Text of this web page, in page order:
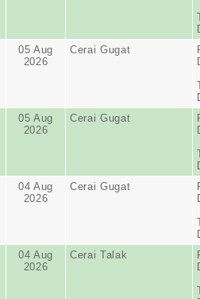
05 Aug
2026
Cerai Gugat
05 Aug
2026
Cerai Gugat
04 Aug
2026
Cerai Gugat
04 Aug
2026
Cerai Talak